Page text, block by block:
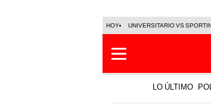
HOY UNIVERSITARIO VS
LO ÚLTIMO